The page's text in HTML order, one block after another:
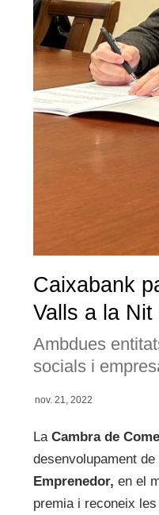
Caixabank
Valls a la Nit
Ambdues
socials i
nov. 21, 2022
La Cambra de
desenvolupament
Emprenedor, en el
premia i reconeix